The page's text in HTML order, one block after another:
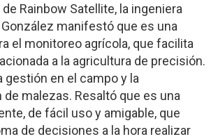
Rainbow Satellite, la ingeniera
manifestó que es una
el monitoreo agrícola, que facilita
a la agricultura de precisión.
gestión en el campo y la
malezas. Resaltó que es una
de fácil uso y amigable, que
de decisiones a la hora realizar